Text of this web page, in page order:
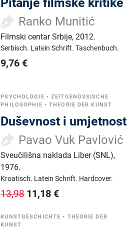
Ranko Munitić
Filmski centar Srbije,2012.
Serbisch. Latein Schrift.Taschenbuch.
9,76 €
PSYCHOLOGIE •ZEITGENÖSSISCHE
PHILOSOPHIE •THEORIE DER KUNST
Duševnost i umjetnost
Pavao Vuk Pavlović
Sveučilišna naklada Liber (SNL),
1976.
Kroatisch. Latein Schrift. Hardcover.
13,98 11,18 €
KUNSTGESCHICHTE • THEORIE DER
KUNST